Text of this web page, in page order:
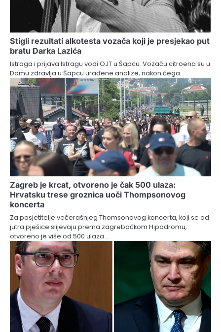
Stigli rezultati alkotesta vozača koji je presjekao put
bratu Darka Lazića
Istraga i prijava Istragu vodi OJT u Šapcu. Vozaču citroena su u
Domu zdravlja u Šapcu urađene analize, nakon čega…
Zagreb je krcat, otvoreno je čak 500 ulaza:
Hrvatsku trese groznica uoči Thompsonovog
koncerta
Za posjetitelje večerašnjeg Thomsonovog koncerta, koji se od
jutra pješice slijevaju prema zagrebačkom Hipodromu,
otvoreno je više od 500 ulaza…